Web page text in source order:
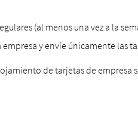
(al menos una vez a la
y envíe únicamente las
de tarjetas de